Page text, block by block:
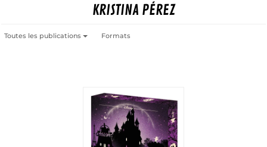
KRISTINA PÉREZ
Toutes les publications Formats